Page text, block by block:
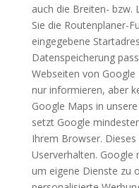
auch die Breiten- bzw.
Sie die Routenplaner-
eingegebene
Datenspeicherung
Webseiten von Google
nur informieren, aber
Google Maps in
setzt Google
Ihrem Browser.
Userverhalten. Google
um eigene Dienste zu